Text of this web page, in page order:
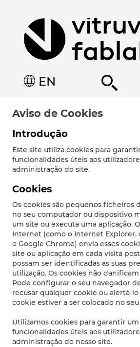
EN
Aviso de Cookies
Introdução
Este site utiliza cookies para
funcionalidades úteis aos
administração do site.
Cookies
Os cookies são pequenos ficheiros
no seu computador ou dispositivo
um site ou executa uma aplicação.
Internet (como o Internet Explorer,
o Google Chrome) envia esses
site ou aplicação em cada visita
possam ser identificadas as suas
utilização. Os cookies não
Pode configurar o seu navegador
recusar qualquer cookie ou alertá-
cookie estiver a ser colocado no
Utilizamos cookies para garantir
funcionalidades úteis aos
administração do nosso site.